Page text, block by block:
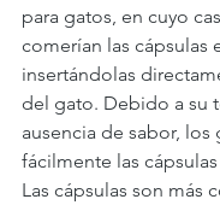
para gatos, en cuyo
comerían las cápsulas
insertándolas
del gato. Debido a su
ausencia de sabor, los
fácilmente las
Las cápsulas son más